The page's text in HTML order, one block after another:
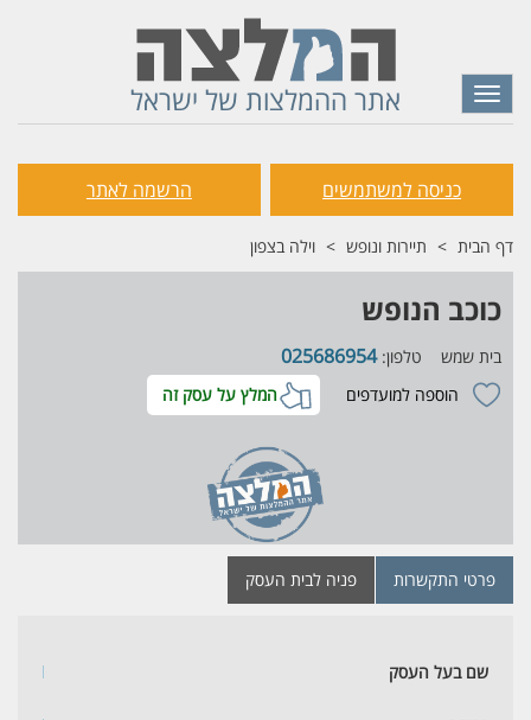
אתר ההמלצות של ישראל
Toggle
navigation
כניסה למשתמשים הרשמה לאתר
דף הבית תיירות ונופש וילה בצפון
כוכב הנופש
בית שמש טלפון:025686954
הוספה למועדפים המלץ על עסק זה
פרטי התקשרות פניה לבית העסק
שם בעל העסק